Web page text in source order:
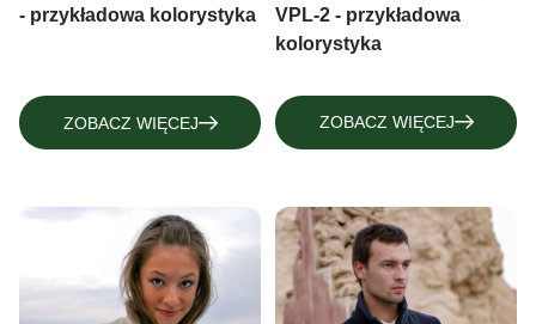
RĘKAWKI SPORTOWE, RĘKAWICZKI
OPASKI SPORTOWE
RĘKAWKI SPORTOWE, RĘKAWICZKI
MITENKI
- przykładowa kolorystyka
ZOBACZ WIĘCEJ
VPL-2 - przykładowa
kolorystyka
ZOBACZ WIĘCEJ